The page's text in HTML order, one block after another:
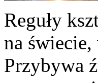
Reguły
na
Przybywa